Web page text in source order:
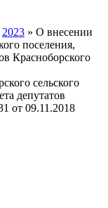
2023 » О внесении
поселения,
Красноборского
сельского
депутатов
от 09.11.2018